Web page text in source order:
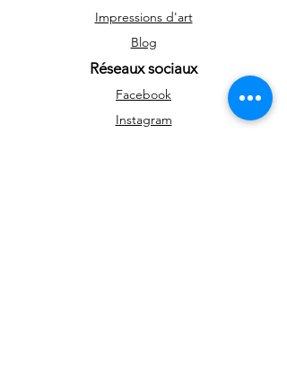
Impressions d'art
Blog
Réseaux sociaux
Facebook
Instagram